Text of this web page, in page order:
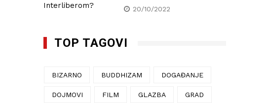
20/10/2022
TOP TAGOVI
BIZARNO BUDDHIZAM DOGAĐANJE
DOJMOVI FILM GLAZBA GRAD